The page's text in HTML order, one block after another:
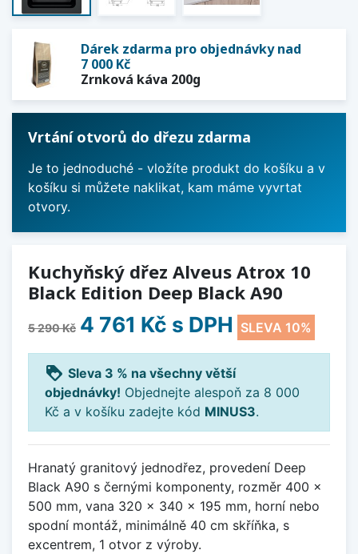
Dárek zdarma pro objednávky nad
7 000 Kč
Zrnková káva 200g
Vrtání otvorů do dřezu zdarma
Je to jednoduché - vložíte produkt do košíku a v
košíku si můžete naklikat, kam máme vyvrtat
otvory.
Kuchyňský dřez Alveus Atrox 10
Black Edition Deep Black A90
5 290 Kč 4 761 Kč s DPH SLEVA 10%
loyalty Sleva 3 % na všechny větší
objednávky! Objednejte alespoň za 8 000
Kč a v košíku zadejte kód MINUS3.
Hranatý granitový jednodřez, provedení Deep
Black A90 s černými komponenty, rozměr 400 x
500 mm, vana 320 x 340 x 195 mm, horní nebo
spodní montáž, minimálně 40 cm skříňka, s
excentrem, 1 otvor z výroby.